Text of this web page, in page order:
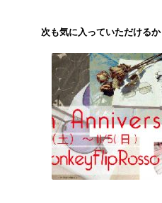
次も気に入っていただけるか